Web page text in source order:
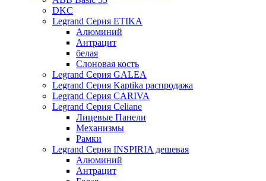
DKC
Legrand Серия ETIKA
Алюминий
Антрацит
белая
Слоновая кость
Legrand Серия GALEA
Legrand Серия Kaptika распродажа
Legrand Серия CARIVA
Legrand Серия Celiane
Лицевые Панели
Механизмы
Рамки
Legrand Серия INSPIRIA дешевая
Алюминий
Антрацит